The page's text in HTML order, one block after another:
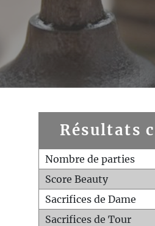
Résultats
Nombre de parties
Score Beauty
Sacrifices de Dame
Sacrifices de Tour